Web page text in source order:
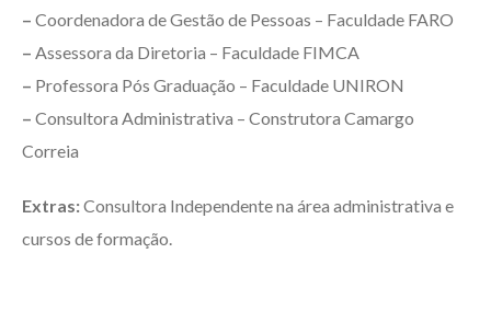
– Coordenadora de Gestão de Pessoas – Faculdade FARO
– Assessora da Diretoria – Faculdade FIMCA
– Professora Pós Graduação – Faculdade UNIRON
– Consultora Administrativa – Construtora Camargo
Correia
Extras:Consultora Independente na área administrativa e
cursos de formação.